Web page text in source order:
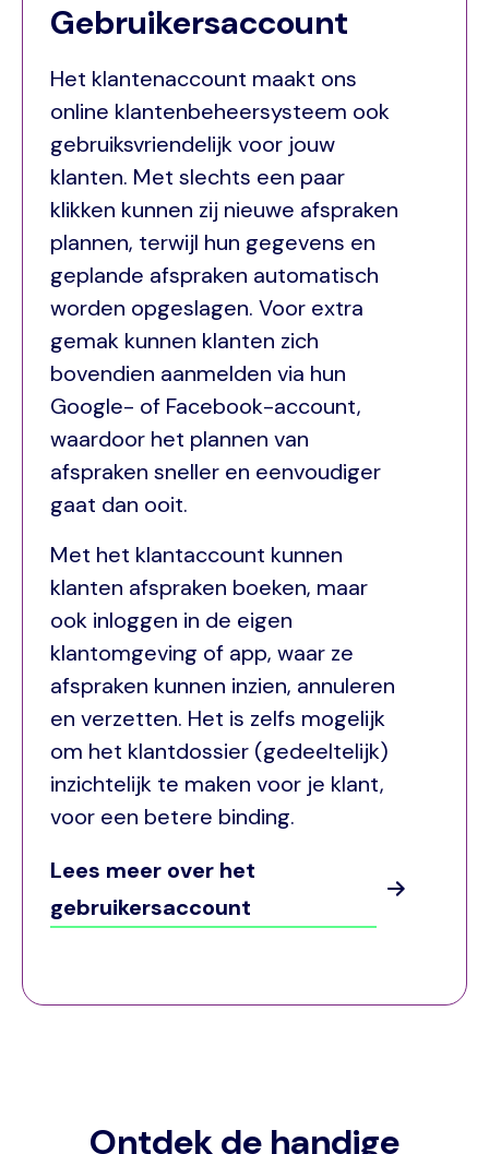
Gebruikersaccount
Het klantenaccount maakt ons
online klantenbeheersysteem ook
gebruiksvriendelijk voor jouw
klanten. Met slechts een paar
klikken kunnen zij nieuwe afspraken
plannen, terwijl hun gegevens en
geplande afspraken automatisch
worden opgeslagen. Voor extra
gemak kunnen klanten zich
bovendien aanmelden via hun
Google- of Facebook-account,
waardoor het plannen van
afspraken sneller en eenvoudiger
gaat dan ooit.
Met het klantaccount kunnen
klanten afspraken boeken, maar
ook inloggen in de eigen
klantomgeving of app, waar ze
afspraken kunnen inzien, annuleren
en verzetten. Het is zelfs mogelijk
om het klantdossier (gedeeltelijk)
inzichtelijk te maken voor je klant,
voor een betere binding.
Lees meer over het
gebruikersaccount
Ontdek de handige